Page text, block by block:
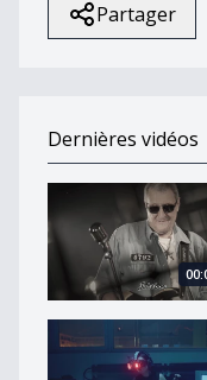
Partager
Dernières vidéos
Folsom Prison
Wired de Vladek